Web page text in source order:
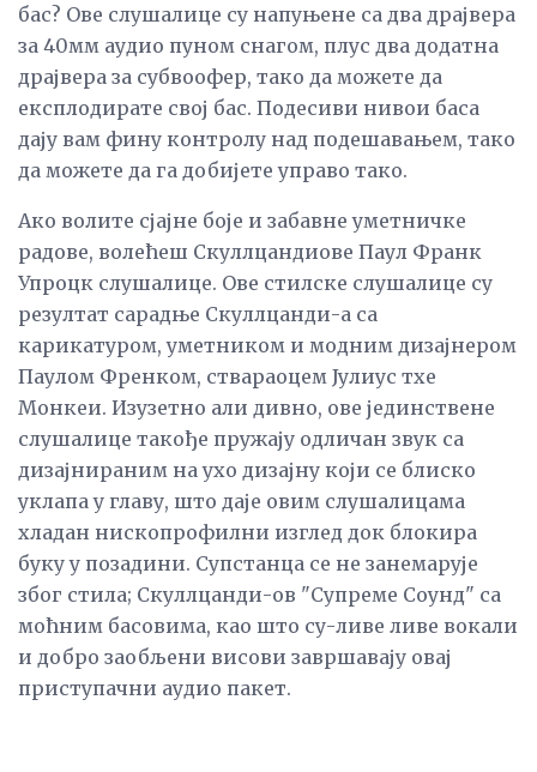
бас? Ове слушалице су напуњене са два драјвера
за 40мм аудио пуном снагом, плус два додатна
драјвера за субвоофер, тако да можете да
експлодирате свој бас. Подесиви нивои баса
дају вам фину контролу над подешавањем, тако
да можете да га добијете управо тако.
Ако волите сјајне боје и забавне уметничке
радове, волећеш Скуллцандиове Паул Франк
Упроцк слушалице. Ове стилске слушалице су
резултат сарадње Скуллцанди-а са
карикатуром, уметником и модним дизајнером
Паулом Френком, ствараоцем Јулиус тхе
Монкеи. Изузетно али дивно, ове јединствене
слушалице такође пружају одличан звук са
дизајнираним на ухо дизајну који се блиско
уклапа у главу, што даје овим слушалицама
хладан нископрофилни изглед док блокира
буку у позадини. Супстанца се не занемарује
због стила; Скуллцанди-ов "Супреме Соунд" са
моћним басовима, као што су-ливе ливе вокали
и добро заобљени висови завршавају овај
приступачни аудио пакет.